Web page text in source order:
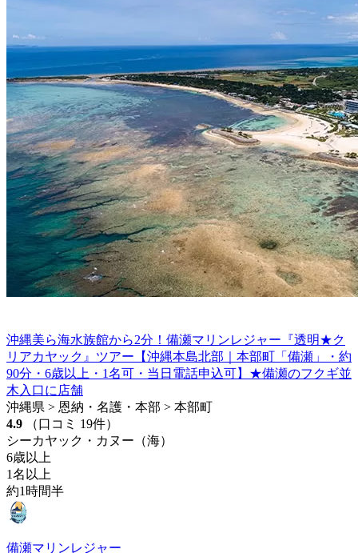
沖縄美ら海水族館から2分！備瀬マリンレジャー『透明★ク
リアカヤック』ツアー【沖縄本島北部｜本部町「備瀬」・約
90分・6歳以上・1名可・当日電話申込可】★備瀬のフクギ並
木入口に店舗
沖縄県 > 恩納・名護・本部 > 本部町
4.9
（口コミ 19件）
シーカヤック・カヌー（海）
6歳以上
1名以上
約1時間半
備瀬マリンレジャー